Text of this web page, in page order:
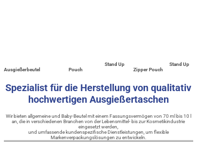
Ausgießerbeutel
Stand Up
Pouch
Stand Up
Zipper Pouch
Spezialist für die Herstellung von qualitativ
hochwertigen Ausgießertaschen
Wir bieten allgemeine und Baby-Beutel mit einem Fassungsvermögen von 70 ml bis 10 l
an, die in verschiedenen Branchen von der Lebensmittel- bis zur Kosmetikindustrie
eingesetzt werden,
und umfassende kundenspezifische Dienstleistungen, um flexible
Markenverpackungslösungen zu entwickeln.